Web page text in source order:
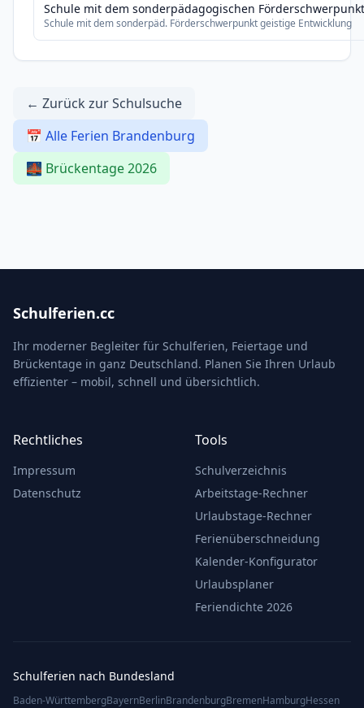
Schule mit dem sonderpädagogischen
Schule mit dem sonderpäd. Förderschwerpunkt geistige Entwicklung
← Zurück zur Schulsuche
📅 Alle Ferien Brandenburg
🌉 Brückentage 2026
Schulferien.cc
Ihr moderner Begleiter für Schulferien, Feiertage und
Brückentage in ganz Deutschland. Planen Sie Ihren Urlaub
effizienter – mobil, schnell und übersichtlich.
Rechtliches
Impressum
Datenschutz
Tools
Schulverzeichnis
Arbeitstage-Rechner
Urlaubstage-Rechner
Ferienüberschneidung
Kalender-Konfigurator
Urlaubsplaner
Feriendichte 2026
Schulferien nach Bundesland
Baden-WürttembergBayernBerlinBrandenburgBremenHamburgHessen